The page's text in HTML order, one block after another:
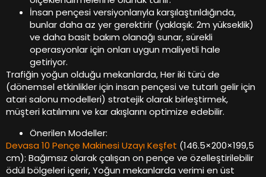
İnsan pençesi versiyonlarıyla karşılaştırıldığında,
bunlar daha az yer gerektirir (yaklaşık. 2m yükseklik)
ve daha basit bakım olanağı sunar, sürekli
operasyonlar için onları uygun maliyetli hale
getiriyor.
Trafiğin yoğun olduğu mekanlarda, Her iki türü de
(dönemsel etkinlikler için insan pençesi ve tutarlı gelir için
atari salonu modelleri) stratejik olarak birleştirmek,
müşteri katılımını ve kar akışlarını optimize edebilir.
Önerilen Modeller:
Devasa 10 Pençe Makinesi Uzayı Keşfet (146.5×200×199,5
cm): Bağımsız olarak çalışan on pençe ve özelleştirilebilir
ödül bölgeleri içerir, Yoğun mekanlarda verimi en üst